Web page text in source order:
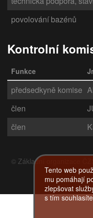
povolování bazénů
Kontrolní
Funkce
předsedkyně komise
člen
člen
© Základní organizace
Tento web
mu pomáhají
zlepšovat
s tím